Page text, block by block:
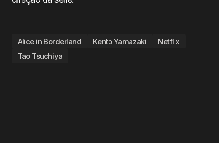
Alice in Borderland Kento Yamazaki
Netflix
Tao Tsuchiya